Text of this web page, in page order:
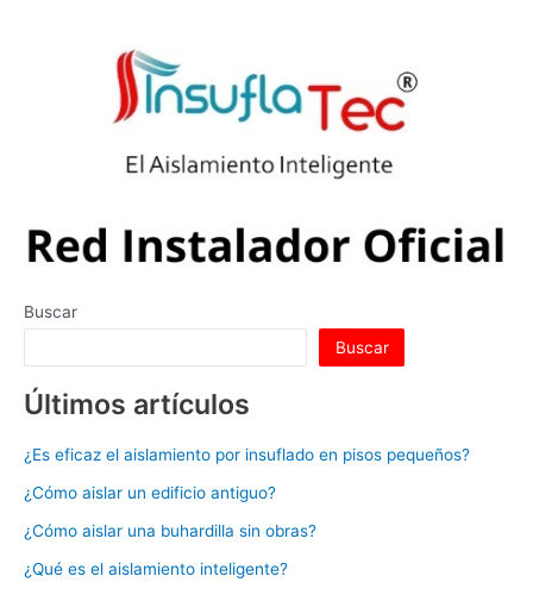
Buscar
Buscar
Últimos artículos
¿Es eficaz el aislamiento por insuflado en pisos pequeños?
¿Cómo aislar un edificio antiguo?
¿Cómo aislar una buhardilla sin obras?
¿Qué es el aislamiento inteligente?